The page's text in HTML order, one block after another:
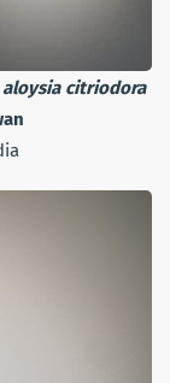
aloysia citriodora